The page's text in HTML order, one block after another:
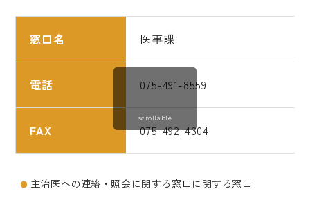
窓口名 医事課
電話 075-491-8559
FAX 075-492-4304
scrollable
主治医への連絡・照会に関する窓口に関する窓口